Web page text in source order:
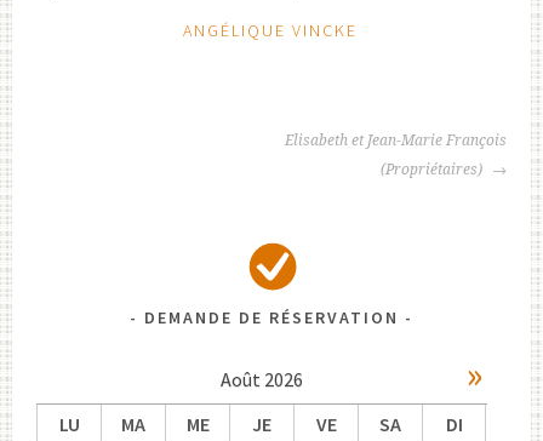
ANGÉLIQUE VINCKE
Elisabeth et Jean-Marie François
(Propriétaires)
DEMANDE DE RÉSERVATION
»
Août 2026
LU
MA ME JE VE SA DI